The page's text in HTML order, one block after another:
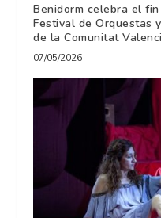
Benidorm celebra el
Festival de Orquestas
de la Comunitat
07/05/2026